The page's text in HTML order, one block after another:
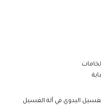
اليدوي في آلة الغسيل